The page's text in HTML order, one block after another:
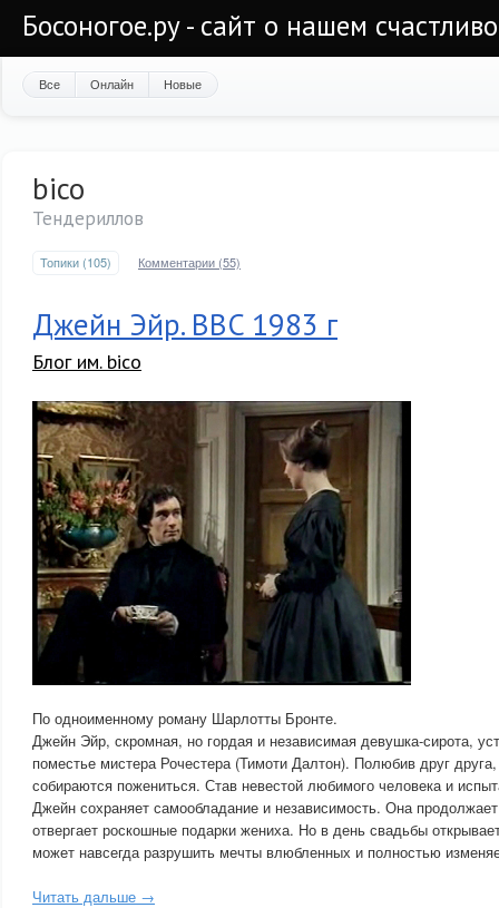
Босоногое.ру - сайт о нашем
Все Онлайн Новые
bico
Тендериллов
Топики (105) Комментарии (55)
Джейн Эйр. BBC 1983 г
Блог им. bico
По одноименному роману Шарлотты Бронте.
Джейн Эйр, скромная, но гордая и независимая девушка-сирота,
поместье мистера Рочестера (Тимоти Далтон). Полюбив друг
собираются пожениться. Став невестой любимого человека и
Джейн сохраняет самообладание и независимость. Она
отвергает роскошные подарки жениха. Но в день свадьбы
может навсегда разрушить мечты влюбленных и полностью
Читать дальше →